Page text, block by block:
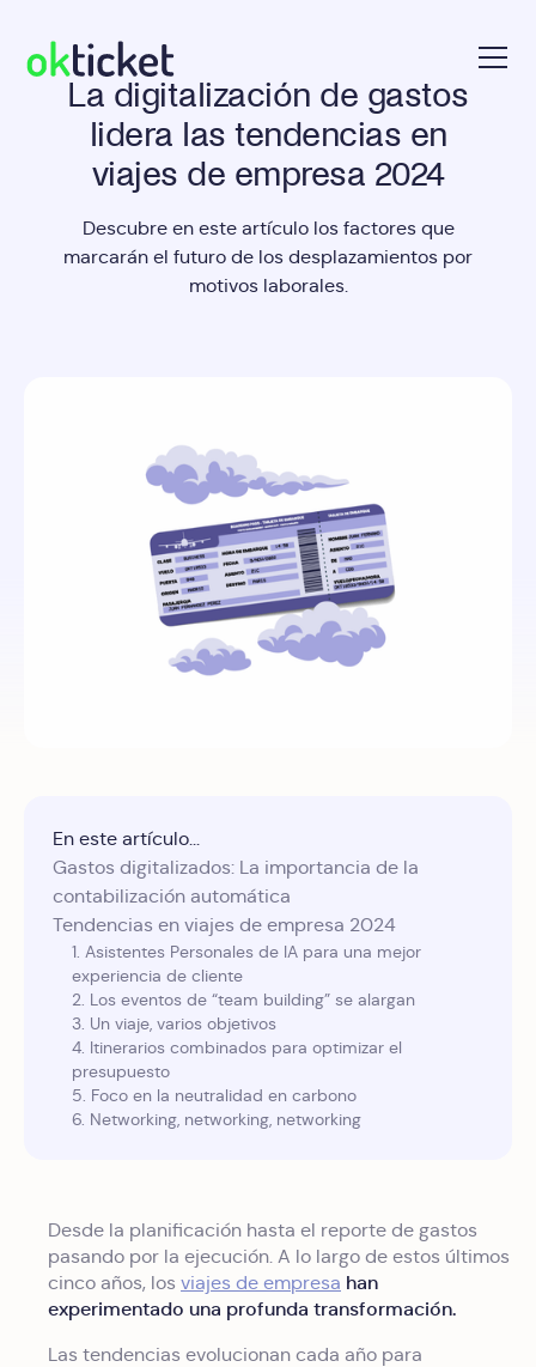
okticketLa digitalización de gastos
lidera las tendencias en
viajes de empresa 2024
Descubre en este artículo los factores que
marcarán el futuro de los desplazamientos por
motivos laborales.
En este artículo...
Gastos digitalizados: La importancia de la
contabilización automática
Tendencias en viajes de empresa 2024
1. Asistentes Personales de IA para una mejor
experiencia de cliente
2. Los eventos de “team building” se alargan
3. Un viaje, varios objetivos
4. Itinerarios combinados para optimizar el
presupuesto
5. Foco en la neutralidad en carbono
6. Networking, networking, networking
Desde la planificación hasta el reporte de gastos
pasando por la ejecución. A lo largo de estos últimos
cinco años, los viajes de empresa han
experimentado una profunda transformación.
Las tendencias evolucionan cada año para